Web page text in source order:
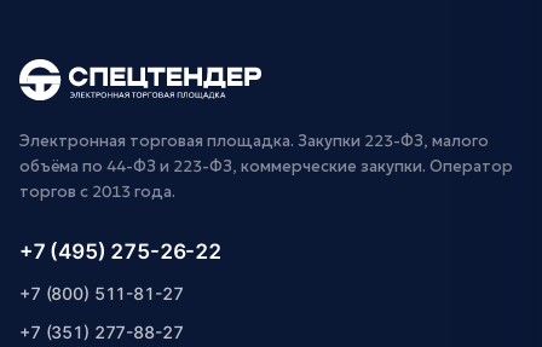
Электронная торговая площадка. Закупки 223-ФЗ, малого
объёма по 44-ФЗ и 223-ФЗ, коммерческие закупки. Оператор
торгов с 2013 года.
+7 (495) 275-26-22
+7 (800) 511-81-27
+7 (351) 277-88-27